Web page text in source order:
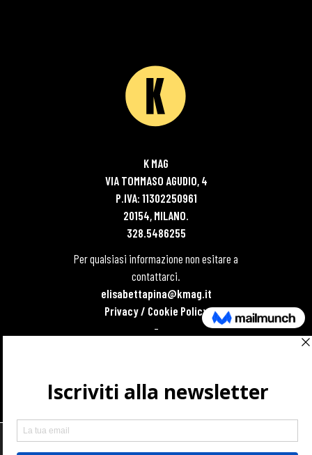
K MAG
VIA TOMMASO AGUDIO, 4
P.IVA: 11302250961
20154, MILANO.
328.5486255
Per qualsiasi informazione non esitare a
contattarci.
elisabettapina@kmag.it
Privacy / Cookie Policy
–
Usiamo i cookie per permettere la migliore esperienza d'uso ai
nostri utenti, mentre visitano il nostro sito.